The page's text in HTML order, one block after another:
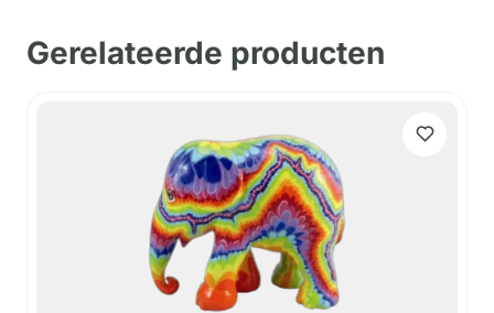
Gerelateerde producten